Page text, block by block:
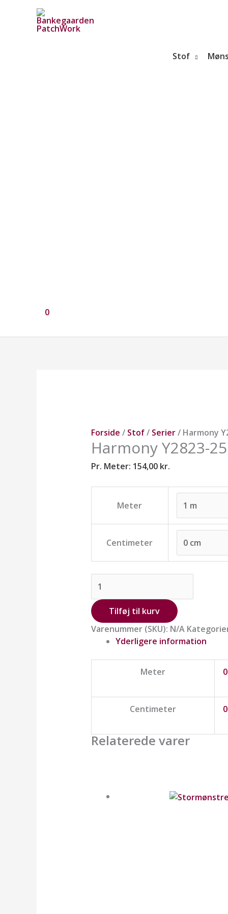
indholdet
Stof
0
Forside / Stof/ Serier/ Harmony
Harmony Y2823-25
Pr. Meter: 154,00 kr.
Meter
Centimeter
Tilføj til kurv
Varenummer (SKU): N/A
Yderligere information
Meter
Centimeter
Relaterede varer